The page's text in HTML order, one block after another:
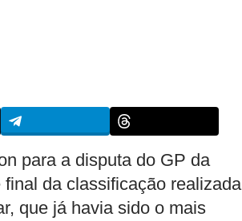
para a disputa do GP da
da classificação realizada
que já havia sido o mais